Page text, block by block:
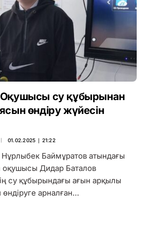
су құбырынан
өндіру жүйесін
01.02.2025 ∣ 21:22
Нұрлыбек Баймұратов атындағы
оқушысы Дидар Баталов
су құбырындағы ағын арқылы
арналған…